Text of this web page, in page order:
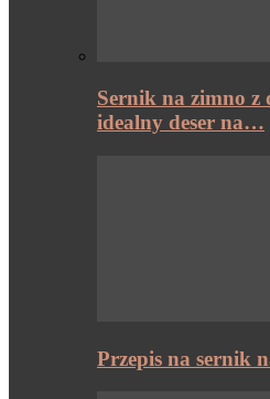
Sernik na zimno z
idealny deser na…
Przepis na sernik